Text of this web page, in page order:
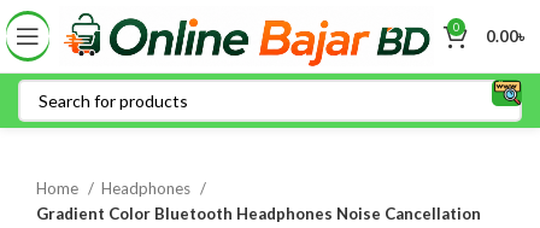
0 0.00৳
Home
Headphones
Gradient Color Bluetooth Headphones Noise Cancellation